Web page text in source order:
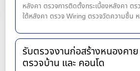
หลังคา ตรวจการติดตั้งกระเบื้องหลังคา ตร
ใต้หลังคา ตรวจ Wiring ตรวจวัดความชื้น
รับตรวจงานก่อสร้างหนองคา
ตรวจบ้าน และ คอนโด